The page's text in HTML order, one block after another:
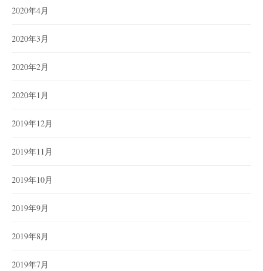
2020年4月
2020年3月
2020年2月
2020年1月
2019年12月
2019年11月
2019年10月
2019年9月
2019年8月
2019年7月